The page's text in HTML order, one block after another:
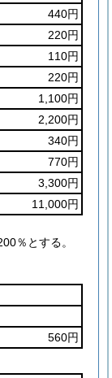
440円
220円
110円
220円
1,100円
2,200円
340円
770円
3,300円
11,000円
％とする。
560円